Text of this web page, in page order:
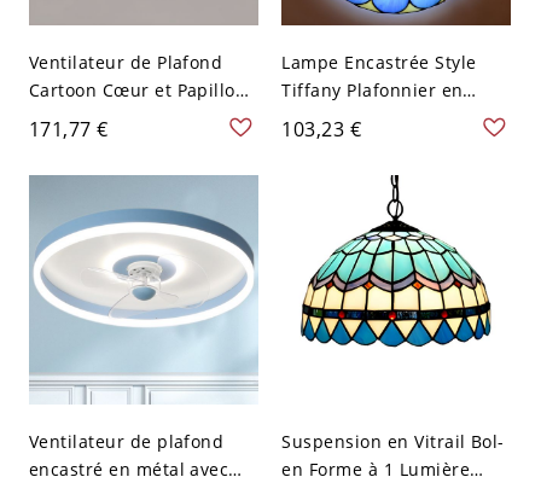
Ventilateur de Plafond
Cartoon Cœur et Papillon
Acrylique Semi-Plafonnier
LED Télécommande - 110
V-120 V Bleu
171,77 €
Lampe Encastrée Style
Tiffany Plafonnier en
Forme de Bol en Verre
Multicolore - Bleu 110 V-
120 V 30,48 cm
103,23 €
Ventilateur de plafond
encastré en métal avec
Suspension en Vitrail Bol-
en Forme à 1 Lumière